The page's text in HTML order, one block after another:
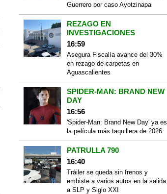
Guerrero por caso Ayotzinapa
REZAGO EN
INVESTIGACIONES
16:59
Asegura Fiscalía avance del 30%
en rezago de carpetas en
Aguascalientes
SPIDER-MAN: BRAND NEW
DAY
16:56
'Spider-Man: Brand New Day' ya es
la película más taquillera de 2026
PATRULLA 790
16:40
Tráiler se queda sin frenos y
embiste a varios autos en la salida
a SLP y Siglo XXI